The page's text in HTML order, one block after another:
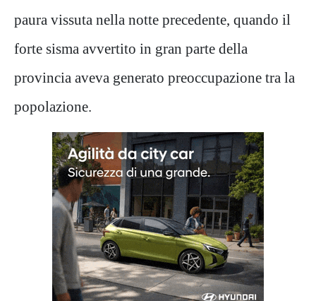
paura vissuta nella notte precedente, quando il
forte sisma avvertito in gran parte della
provincia aveva generato preoccupazione tra la
popolazione.